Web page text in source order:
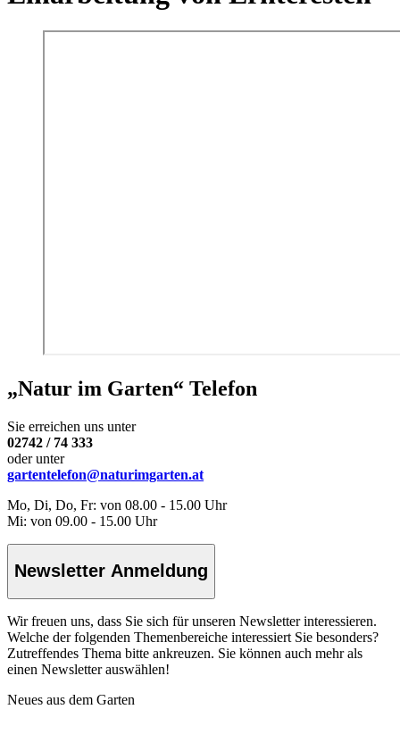
„Natur im Garten“ Telefon
Sie erreichen uns unter
02742 / 74 333
oder unter
gartentelefon@naturimgarten.at
Mo, Di, Do, Fr: von 08.00 - 15.00 Uhr
Mi: von 09.00 - 15.00 Uhr
Newsletter Anmeldung
Wir freuen uns, dass Sie sich für unseren Newsletter interessieren.
Welche der folgenden Themenbereiche interessiert Sie besonders?
Zutreffendes Thema bitte ankreuzen. Sie können auch mehr als
einen Newsletter auswählen!
Neues aus dem Garten